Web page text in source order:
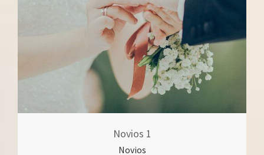
Novios 1
Novios